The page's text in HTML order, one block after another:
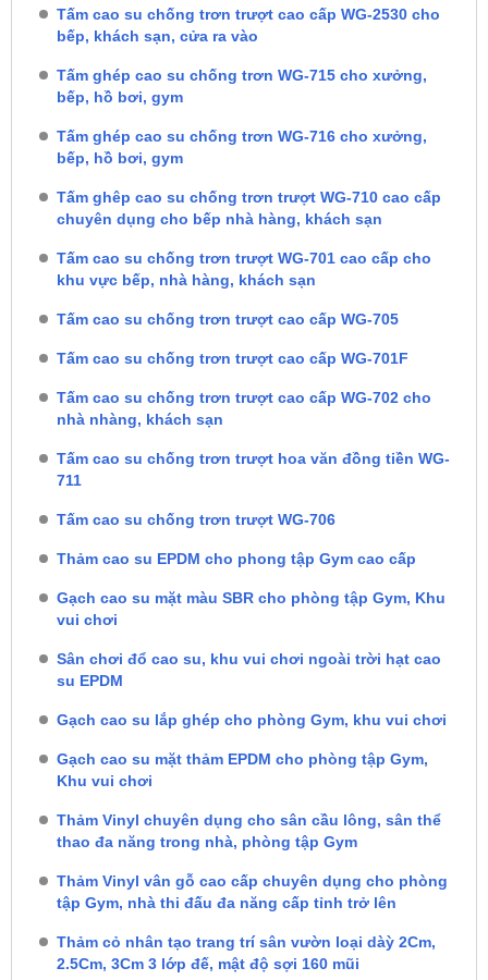
Tấm cao su chống trơn trượt cao cấp WG-2530 cho
bếp, khách sạn, cửa ra vào
Tấm ghép cao su chống trơn WG-715 cho xưởng,
bếp, hồ bơi, gym
Tấm ghép cao su chống trơn WG-716 cho xưởng,
bếp, hồ bơi, gym
Tấm ghêp cao su chống trơn trượt WG-710 cao cấp
chuyên dụng cho bếp nhà hàng, khách sạn
Tấm cao su chống trơn trượt WG-701 cao cấp cho
khu vực bếp, nhà hàng, khách sạn
Tấm cao su chống trơn trượt cao cấp WG-705
Tấm cao su chống trơn trượt cao cấp WG-701F
Tấm cao su chống trơn trượt cao cấp WG-702 cho
nhà nhàng, khách sạn
Tấm cao su chống trơn trượt hoa văn đồng tiền WG-
711
Tấm cao su chống trơn trượt WG-706
Thảm cao su EPDM cho phong tập Gym cao cấp
Gạch cao su mặt màu SBR cho phòng tập Gym, Khu
vui chơi
Sân chơi đổ cao su, khu vui chơi ngoài trời hạt cao
su EPDM
Gạch cao su lắp ghép cho phòng Gym, khu vui chơi
Gạch cao su mặt thảm EPDM cho phòng tập Gym,
Khu vui chơi
Thảm Vinyl chuyên dụng cho sân cầu lông, sân thể
thao đa năng trong nhà, phòng tập Gym
Thảm Vinyl vân gỗ cao cấp chuyên dụng cho phòng
tập Gym, nhà thi đấu đa năng cấp tỉnh trở lên
Thảm cỏ nhân tạo trang trí sân vườn loại dàỳ 2Cm,
2.5Cm, 3Cm 3 lớp đế, mật độ sợi 160 mũi